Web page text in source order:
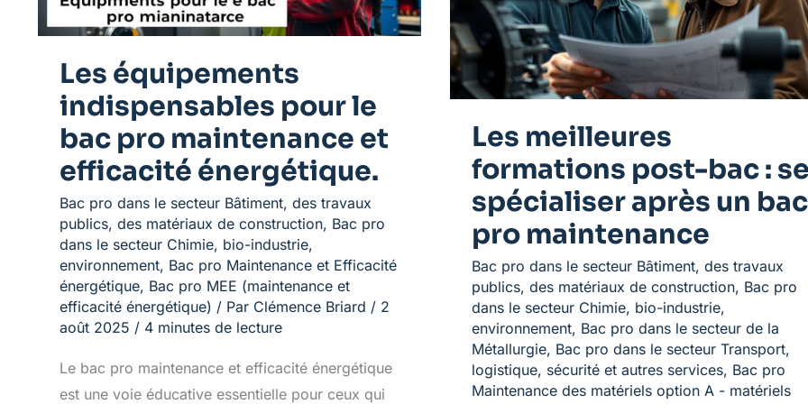
Les équipements
indispensables pour le
bac pro maintenance et
efficacité énergétique.
Bac pro dans le secteur Bâtiment, des travaux
publics, des matériaux de construction, Bac pro
dans le secteur Chimie, bio-industrie,
environnement, Bac pro Maintenance et Efficacité
énergétique, Bac pro MEE (maintenance et
efficacité énergétique) / Par Clémence Briard / 2
août 2025 / 4 minutes de lecture
Le bac pro maintenance et efficacité énergétique
est une voie éducative essentielle pour ceux qui
et
efficacité
Les meilleures
formations post-bac :
spécialiser après un bac
pro maintenance
Bac pro dans le secteur Bâtiment, des travaux
publics, des matériaux de construction, Bac pro
dans le secteur Chimie, bio-industrie,
environnement, Bac pro dans le secteur de la
Métallurgie, Bac pro dans le secteur Transport,
logistique, sécurité et autres services, Bac pro
Maintenance des matériels option A - matériels
:
se
spécialiser
après
pro
maintenance